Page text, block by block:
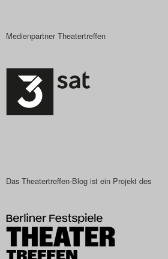
Medienpartner Theatertreffen
Das Theatertreffen-Blog ist ein Projekt des